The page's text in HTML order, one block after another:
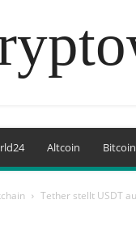
Altcoin Bitcoin
Tether stellt USDT